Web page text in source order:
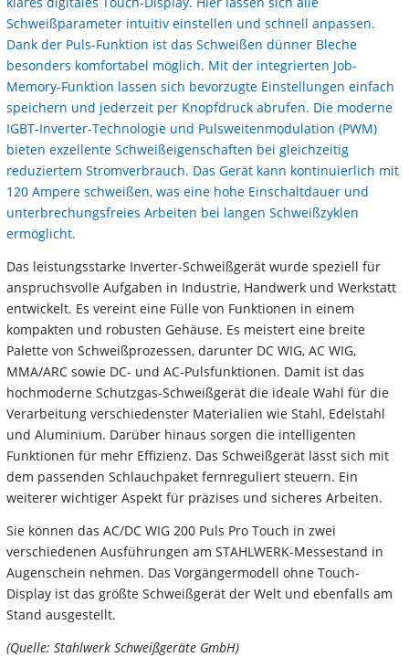
Schweißparameter intuitiv einstellen und schnell anpassen.
Dank der Puls-Funktion ist das Schweißen dünner Bleche
besonders komfortabel möglich. Mit der integrierten Job-
Memory-Funktion lassen sich bevorzugte Einstellungen einfach
speichern und jederzeit per Knopfdruck abrufen. Die moderne
IGBT-Inverter-Technologie und Pulsweitenmodulation (PWM)
bieten exzellente Schweißeigenschaften bei gleichzeitig
reduziertem Stromverbrauch. Das Gerät kann kontinuierlich mit
120 Ampere schweißen, was eine hohe Einschaltdauer und
unterbrechungsfreies Arbeiten bei langen Schweißzyklen
ermöglicht.
Das leistungsstarke Inverter-Schweißgerät wurde speziell für
anspruchsvolle Aufgaben in Industrie, Handwerk und Werkstatt
entwickelt. Es vereint eine Fülle von Funktionen in einem
kompakten und robusten Gehäuse. Es meistert eine breite
Palette von Schweißprozessen, darunter DC WIG, AC WIG,
MMA/ARC sowie DC- und AC-Pulsfunktionen. Damit ist das
hochmoderne Schutzgas-Schweißgerät die ideale Wahl für die
Verarbeitung verschiedenster Materialien wie Stahl, Edelstahl
und Aluminium. Darüber hinaus sorgen die intelligenten
Funktionen für mehr Effizienz. Das Schweißgerät lässt sich mit
dem passenden Schlauchpaket fernreguliert steuern. Ein
weiterer wichtiger Aspekt für präzises und sicheres Arbeiten.
Sie können das AC/DC WIG 200 Puls Pro Touch in zwei
verschiedenen Ausführungen am STAHLWERK-Messestand in
Augenschein nehmen. Das Vorgängermodell ohne Touch-
Display ist das größte Schweißgerät der Welt und ebenfalls am
Stand ausgestellt.
(Quelle: Stahlwerk Schweißgeräte GmbH)